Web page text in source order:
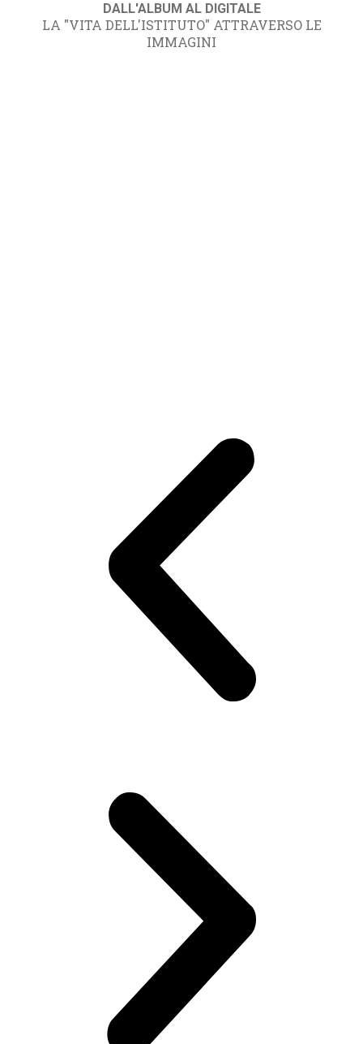
DALL'ALBUM AL DIGITALE
LA "VITA DELL'ISTITUTO" ATTRAVERSO LE
IMMAGINI